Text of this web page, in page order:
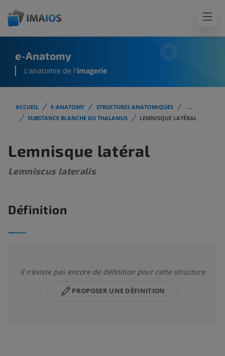
e-Anatomy
L'anatomie de l'imagerie
ACCUEIL E-ANATOMY STRUCTURES ANATOMIQUES
...
SUBSTANCE BLANCHE DU THALAMUS
LEMNISQUE LATÉRAL
Lemnisque latéral
Lemniscus lateralis
Définition
Il n’existe pas encore de définition pour cette structure
PROPOSER UNE DÉFINITION